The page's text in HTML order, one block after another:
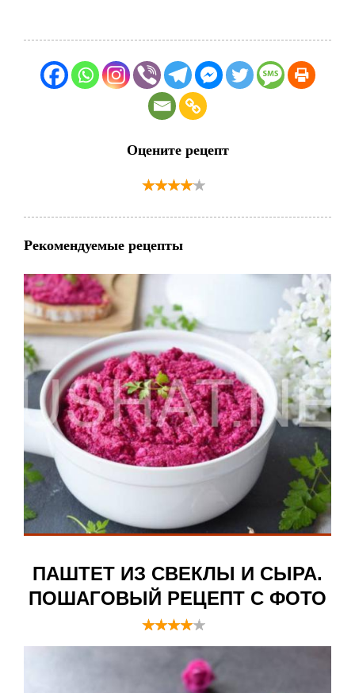
Оцените рецепт
Рекомендуемые рецепты
ПАШТЕТ ИЗ СВЕКЛЫ И СЫРА.
ПОШАГОВЫЙ РЕЦЕПТ С ФОТО